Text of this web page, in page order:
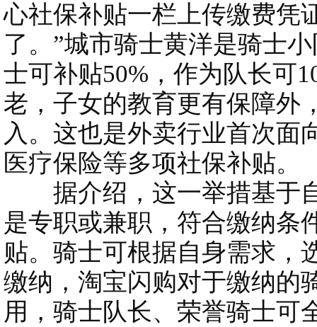
心社保补贴一栏上传缴费凭
了。”城市骑士黄洋是骑士
士可补贴50%，作为队长可
老，子女的教育更有保障外
入。这也是外卖行业首次面
医疗保险等多项社保补贴。
据介绍，这一举措基于
是专职或兼职，符合缴纳条
贴。骑士可根据自身需求，
缴纳，淘宝闪购对于缴纳的
用，骑士队长、荣誉骑士可